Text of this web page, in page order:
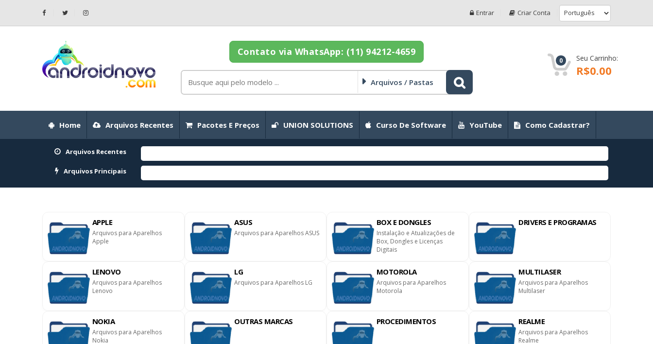
Entrar Criar Conta
Contato via WhatsApp: (11) 94212-4659
Arquivos / Pastas
0 Seu Carrinho:
R$0.00
Home Arquivos Recentes Pacotes E Preços UNION SOLUTIONS Curso De Software YouTube Como Cadastrar?
Arquivos Recentes
Arquivos Principais
APPLE
Arquivos para Aparelhos
Apple
ASUS
Arquivos para Aparelhos ASUS
BOX E DONGLES
Instalação e Atualizações de
Box, Dongles e Licenças
Digitais
DRIVERS E PROGRAMAS
LENOVO
Arquivos para Aparelhos
Lenovo
LG
Arquivos para Aparelhos LG
MOTOROLA
Arquivos para Aparelhos
Motorola
MULTILASER
Arquivos para Aparelhos
Multilaser
NOKIA
Arquivos para Aparelhos
Nokia
OUTRAS MARCAS PROCEDIMENTOS REALME
Arquivos para Aparelhos
Realme